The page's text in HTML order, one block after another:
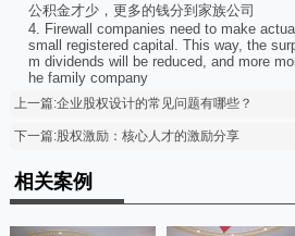
公积金才少，更多的钱分到家族公司
4. Firewall companies need to make
small registered capital. This way, the
m dividends will be reduced, and more
he family company
上一篇:企业股权设计的常见问题有哪些？
下一篇:股权激励：核心人才的激励分享
相关案例